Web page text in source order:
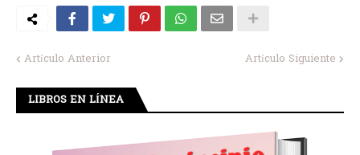
Artículo Anterior Artículo Siguiente
LIBROS EN LÍNEA